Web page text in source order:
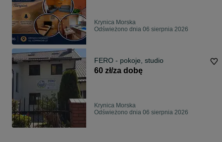
Krynica Morska
Odświeżono dnia 06 sierpnia 2026
FERO - pokoje, studio
60 zł/za dobę
Krynica Morska
Odświeżono dnia 06 sierpnia 2026